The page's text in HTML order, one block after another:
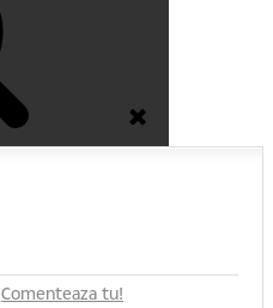
Comenteaza tu!